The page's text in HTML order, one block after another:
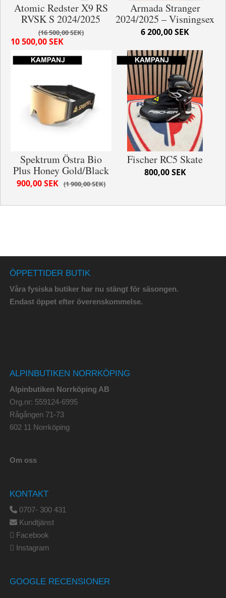
Atomic Redster X9 RS
RVSK S 2024/2025
16 500,00 SEK
10 500,00 SEK
Armada Stranger
2024/2025 – Visningsex
6 200,00 SEK
Spektrum Östra Bio
Plus Honey Gold/Black
1 900,00 SEK
900,00 SEK
Fischer RC5 Skate
800,00 SEK
ÖPPETTIDER BUTIK
Våra fysiska butiker har nu stängt för säsongen.
Endast öppet efter överenskommelse.
ALPINBUTIKEN NORRKÖPING
Alpinbutiken Norrköping AB
Org.nr: 559124-6995
Rågången 71-73
602 11 Norrköping
Om oss
KONTAKT
0707- 300 431
Kundtjänst
Facebook
Instagram
GOOGLE RECENSIONER